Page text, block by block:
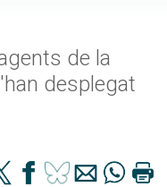
de la
desplegat